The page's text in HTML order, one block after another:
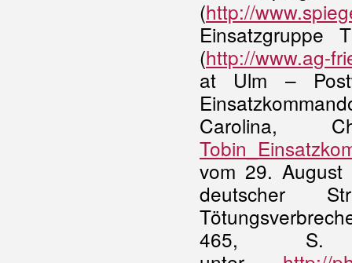
(http://
(http://www.ag-
at Ulm –
Carolina,
vom 29. August
deutscher
465, S.